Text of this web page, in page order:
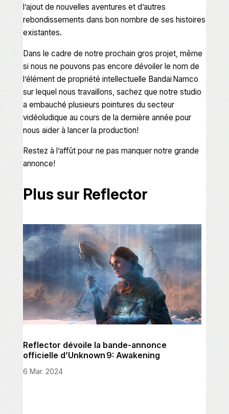
l’ajout de nouvelles aventures et d’autres
rebondissements dans bon nombre de ses histoires
existantes.
Dans le cadre de notre prochain gros projet, même
si nous ne pouvons pas encore dévoiler le nom de
l’élément de propriété intellectuelle Bandai Namco
sur lequel nous travaillons, sachez que notre studio
a embauché plusieurs pointures du secteur
vidéoludique au cours de la dernière année pour
nous aider à lancer la production!
Restez à l’affût pour ne pas manquer notre grande
annonce!
Plus sur Reflector
Reflector dévoile la bande-annonce
officielle d’Unknown 9: Awakening
6 Mar. 2024